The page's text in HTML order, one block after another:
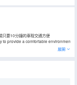
只要10分鐘的車程交通方便
provide a comfortable environment
展開